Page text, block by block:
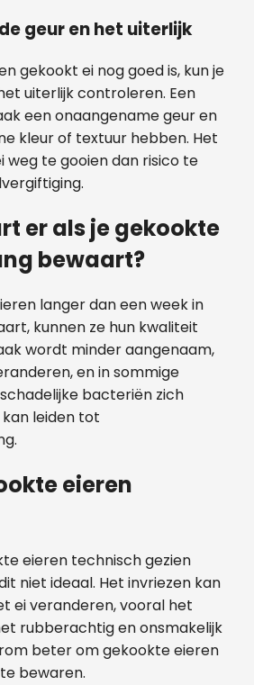
geur en het uiterlijk
gekookt ei nog goed is, kun je
uiterlijk controleren. Een
een onaangename geur en
kleur of textuur hebben. Het
weg te gooien dan risico te
er als je gekookte
bewaart?
langer dan een week in
kunnen ze hun kwaliteit
wordt minder aangenaam,
en in sommige
bacteriën zich
leiden tot
eieren
eieren technisch gezien
niet ideaal. Het invriezen kan
ei veranderen, vooral het
rubberachtig en onsmakelijk
beter om gekookte eieren
bewaren.